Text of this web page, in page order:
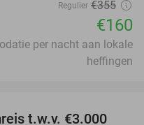
Regulier €355
€160
per nacht aan lokale
heffingen
t.w.v. €3.000